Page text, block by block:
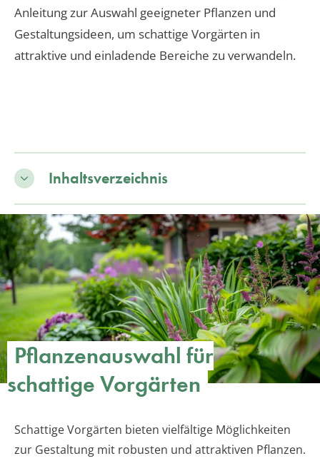
Anleitung zur Auswahl geeigneter Pflanzen und
Gestaltungsideen, um schattige Vorgärten in
attraktive und einladende Bereiche zu verwandeln.
Inhaltsverzeichnis
Pflanzenauswahl für
schattige Vorgärten
Schattige Vorgärten bieten vielfältige Möglichkeiten
zur Gestaltung mit robusten und attraktiven Pflanzen.